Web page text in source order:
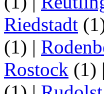
Riedstadt
(1) |
Rostock (1) |